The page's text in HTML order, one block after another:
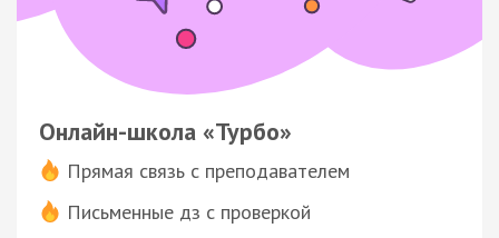
Онлайн-школа «Турбо»
Прямая связь с преподавателем
Письменные дз с проверкой